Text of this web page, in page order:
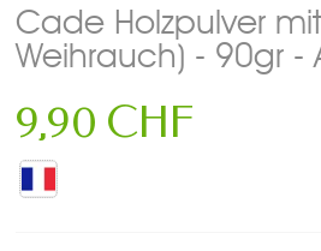
Cade Holzpulver
Weihrauch) - 90gr
9,90 CHF